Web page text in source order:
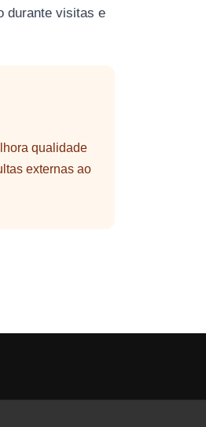
durante visitas e
qualidade
externas ao